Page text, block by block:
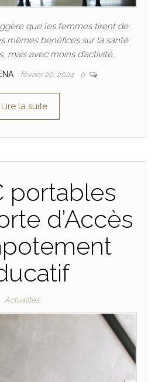
que les femmes tirent de
mêmes bénéfices sur la santé
mais avec moins d’activité.
février 20, 2024 0
Lire la suite
portables
d’Accès
Actualités